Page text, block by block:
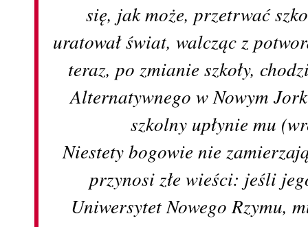
się, jak może, przetrwać
uratował świat, walcząc z
teraz, po zmianie szkoły,
Alternatywnego w Nowym
szkolny upłynie mu
Niestety bogowie nie
przynosi złe wieści: jeśli
Uniwersytet Nowego Rzymu,